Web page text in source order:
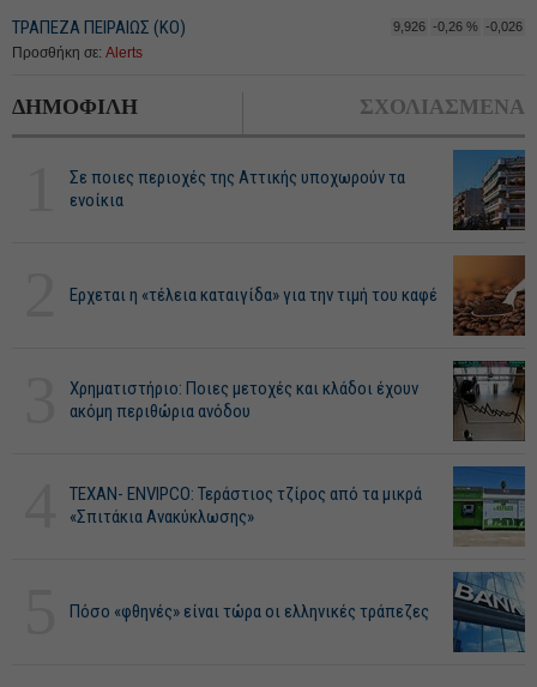
ΤΡΑΠΕΖΑ ΠΕΙΡΑΙΩΣ (ΚΟ) 9,926 -0,26 % -0,026
Προσθήκη σε: Alerts
ΔΗΜΟΦΙΛΗ ΣΧΟΛΙΑΣΜΕΝΑ
Σε ποιες περιοχές της Αττικής υποχωρούν τα
ενοίκια
Ερχεται η «τέλεια καταιγίδα» για την τιμή του καφέ
Χρηματιστήριο: Ποιες μετοχές και κλάδοι έχουν
ακόμη περιθώρια ανόδου
ΤΕΧΑΝ- ENVIPCO: Τεράστιος τζίρος από τα μικρά
«Σπιτάκια Ανακύκλωσης»
Πόσο «φθηνές» είναι τώρα οι ελληνικές τράπεζες